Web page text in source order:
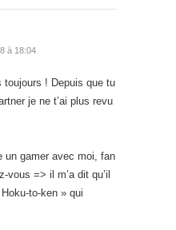
à 18:04
toujours ! Depuis que tu
je ne t’ai plus revu
un gamer avec moi, fan
vous => il m’a dit qu’il
to-ken » qui